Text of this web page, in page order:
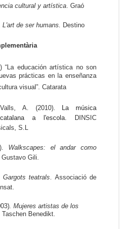
cultural y artística . Graó
L'art de ser humans. Destino
“La educación artística no son
prácticas en la enseñanza
visual”. Catarata
A. (2010).
La música
catalana a l'escola.
DINSIC
S.L
Walkscapes: el andar como
Gustavo Gili.
Gargots teatrals. Associació de
. Mujeres artistas de los
Taschen Benedikt.